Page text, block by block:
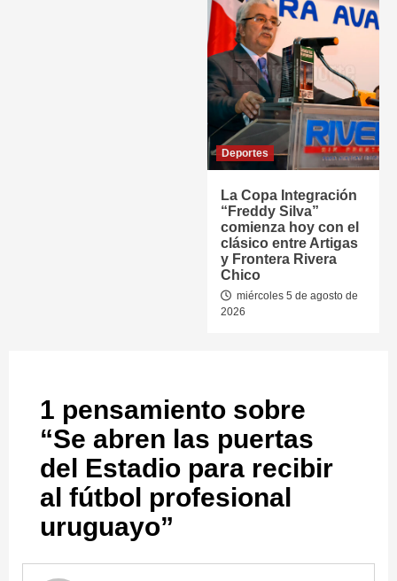
Deportes
La Copa Integración
“Freddy Silva”
comienza hoy con el
clásico entre Artigas
y Frontera Rivera
Chico
miércoles 5 de agosto de
2026
1 pensamiento sobre
“Se abren las puertas
del Estadio para recibir
al fútbol profesional
uruguayo”